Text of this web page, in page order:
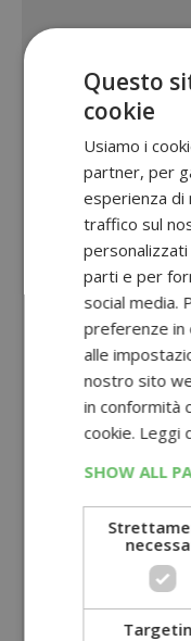
Questo
cookie
Usiamo i
partner, per
esperienza di
traffico sul
parti e per
social media.
preferenze in
alle
nostro sito
in conformità
cookie. Leggi
SHOW ALL